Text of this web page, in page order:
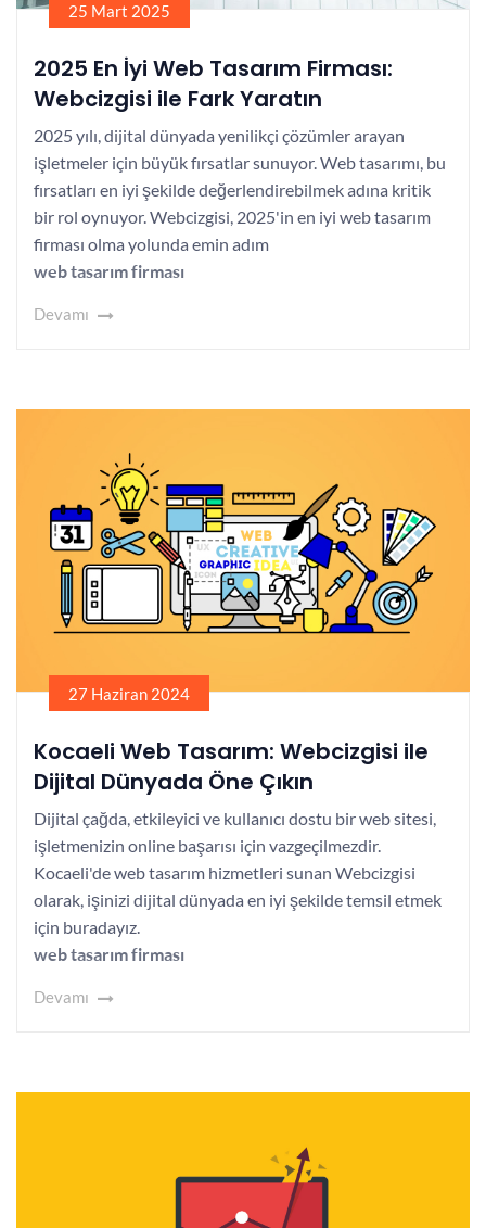
25 Mart 2025
2025 En İyi Web Tasarım Firması:
Webcizgisi ile Fark Yaratın
2025 yılı, dijital dünyada yenilikçi çözümler arayan
işletmeler için büyük fırsatlar sunuyor. Web tasarımı, bu
fırsatları en iyi şekilde değerlendirebilmek adına kritik
bir rol oynuyor. Webcizgisi, 2025'in en iyi web tasarım
firması olma yolunda emin adım
web tasarım firması
Devamı
27 Haziran 2024
Kocaeli Web Tasarım: Webcizgisi ile
Dijital Dünyada Öne Çıkın
Dijital çağda, etkileyici ve kullanıcı dostu bir web sitesi,
işletmenizin online başarısı için vazgeçilmezdir.
Kocaeli'de web tasarım hizmetleri sunan Webcizgisi
olarak, işinizi dijital dünyada en iyi şekilde temsil etmek
için buradayız.
web tasarım firması
Devamı